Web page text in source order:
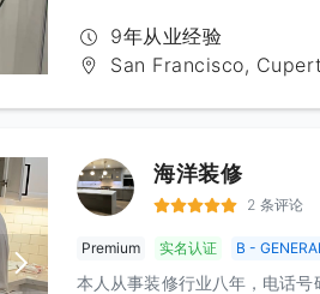
9年从业经验
San Francisco,
海洋装修
2 条评论
Premium 实名认证 B -
本人从事装修行业八年，电话